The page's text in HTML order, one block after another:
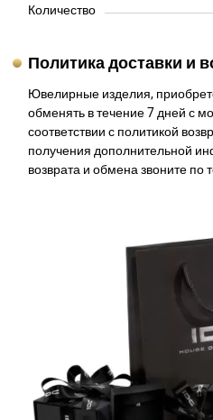
Количество
Политика доставки и
Ювелирные изделия,
обменять в течение 7 дней с
соответствии с политикой
получения дополнительной
возврата и обмена звоните